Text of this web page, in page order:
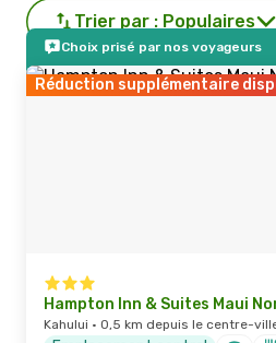
Trier par : Populaires
Choix prisé par nos voyageurs
Réduction supplémentaire
Hampton Inn & Suites Maui
Kahului · 0,5 km depuis le centre-